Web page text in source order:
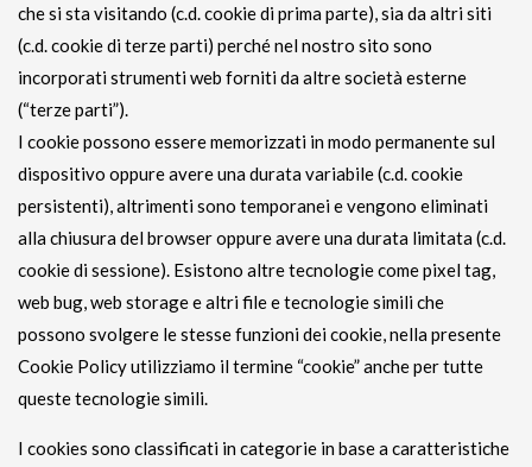
che si sta visitando (c.d. cookie di prima parte), sia da altri siti
(c.d. cookie di terze parti) perché nel nostro sito sono
incorporati strumenti web forniti da altre società esterne
(“terze parti”).
I cookie possono essere memorizzati in modo permanente sul
dispositivo oppure avere una durata variabile (c.d. cookie
persistenti), altrimenti sono temporanei e vengono eliminati
alla chiusura del browser oppure avere una durata limitata (c.d.
cookie di sessione). Esistono altre tecnologie come pixel tag,
web bug, web storage e altri file e tecnologie simili che
possono svolgere le stesse funzioni dei cookie, nella presente
Cookie Policy utilizziamo il termine “cookie” anche per tutte
queste tecnologie simili.
I cookies sono classificati in categorie in base a caratteristiche